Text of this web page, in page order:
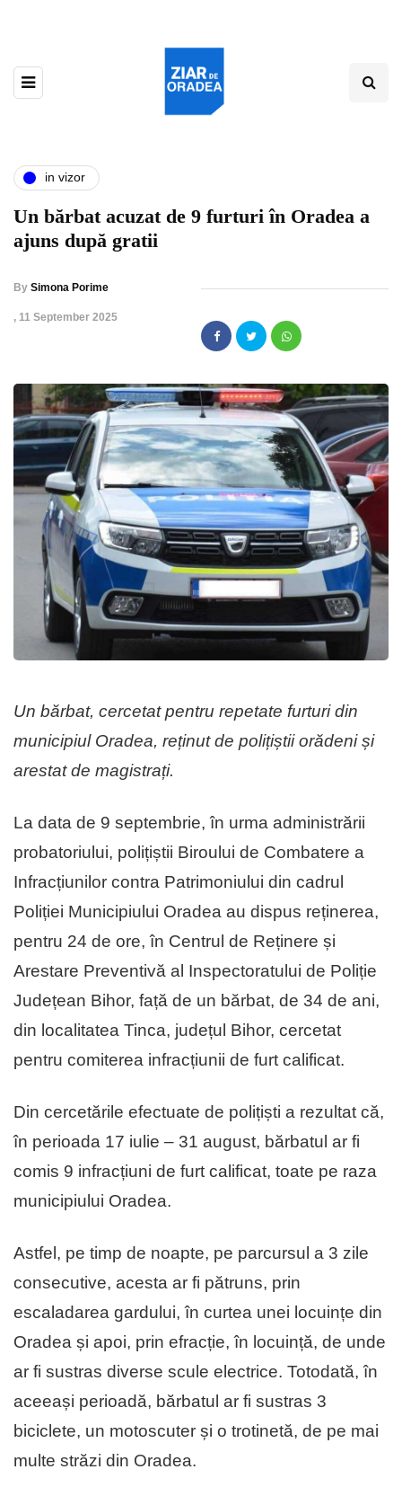
in vizor
Un bărbat acuzat de 9 furturi în Oradea a
ajuns după gratii
By Simona Porime
, 11 September 2025
Un bărbat, cercetat pentru repetate furturi din
municipiul Oradea, reținut de polițiștii orădeni și
arestat de magistrați.
La data de 9 septembrie, în urma administrării
probatoriului, polițiștii Biroului de Combatere a
Infracțiunilor contra Patrimoniului din cadrul
Poliției Municipiului Oradea au dispus reținerea,
pentru 24 de ore, în Centrul de Reținere și
Arestare Preventivă al Inspectoratului de Poliție
Județean Bihor, față de un bărbat, de 34 de ani,
din localitatea Tinca, județul Bihor, cercetat
pentru comiterea infracțiunii de furt calificat.
Din cercetările efectuate de polițiști a rezultat că,
în perioada 17 iulie – 31 august, bărbatul ar fi
comis 9 infracțiuni de furt calificat, toate pe raza
municipiului Oradea.
Astfel, pe timp de noapte, pe parcursul a 3 zile
consecutive, acesta ar fi pătruns, prin
escaladarea gardului, în curtea unei locuințe din
Oradea și apoi, prin efracție, în locuință, de unde
ar fi sustras diverse scule electrice. Totodată, în
aceeași perioadă, bărbatul ar fi sustras 3
biciclete, un motoscuter și o trotinetă, de pe mai
multe străzi din Oradea.